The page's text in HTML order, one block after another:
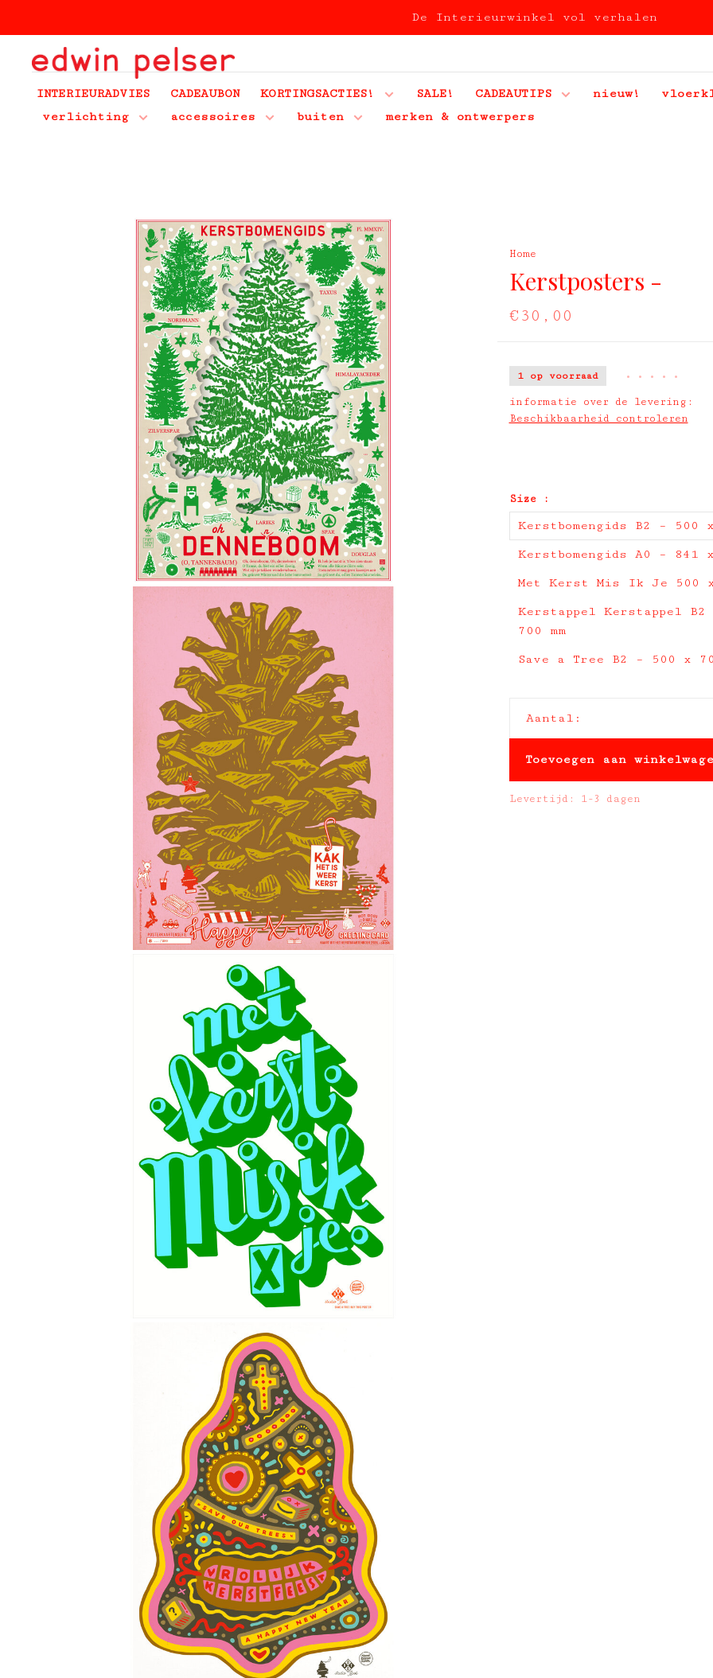
De Interieurwinkel vol verhalen
INTERIEURADVIES CADEAUBON KORTINGSACTIES! SALE! CADEAUTIPS nieuw!
verlichting
accessoires buiten merken & ontwerpers
Home
Kerstposters -
€30,00
1 op voorraad • • • • •
informatie over de levering:
Beschikbaarheid controleren
Size :
Kerstbomengids B2 – 500 x
Kerstbomengids A0 – 841 x
Met Kerst Mis Ik Je 500 x
Kerstappel Kerstappel B2
700 mm
Save a Tree B2 – 500 x
Aantal:
Toevoegen aan
Levertijd: 1-3 dagen